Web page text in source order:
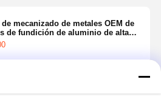
mecanizado de metales OEM de
de fundición de aluminio de alta